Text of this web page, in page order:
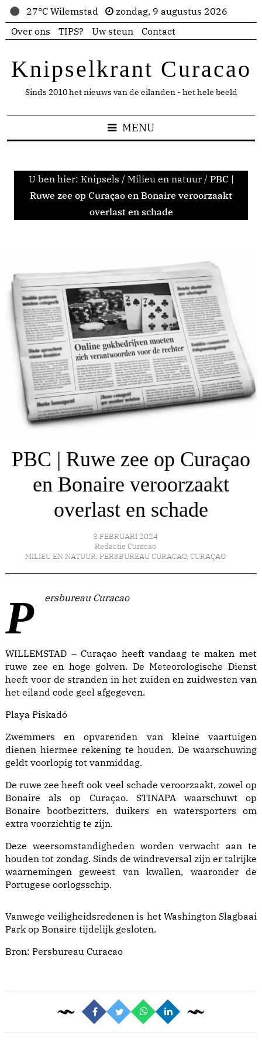
27°C Wilemstad
zondag, 9 augustus 2026
Over ons
TIPS? Uw steun Contact
Knipselkrant Curacao
Sinds 2010 het nieuws van de eilanden - het hele beeld
MENU
U ben hier: Knipsels / Milieu en natuur / PBC |
Ruwe zee op Curaçao en Bonaire veroorzaakt
overlast en schade
PBC | Ruwe zee op Curaçao
en Bonaire veroorzaakt
overlast en schade
8 FEBRUARI 2024
Redactie Curacao
MILIEU EN NATUUR, PERSBUREAU CURACAO, CURAÇAO
Persbureau Curacao
WILLEMSTAD – Curaçao heeft vandaag te maken met
ruwe zee en hoge golven. De Meteorologische Dienst
heeft voor de stranden in het zuiden en zuidwesten van
het eiland code geel afgegeven.
Playa Piskadó
Zwemmers en opvarenden van kleine vaartuigen
dienen hiermee rekening te houden. De waarschuwing
geldt voorlopig tot vanmiddag.
De ruwe zee heeft ook veel schade veroorzaakt, zowel op
Bonaire als op Curaçao. STINAPA waarschuwt op
Bonaire bootbezitters, duikers en watersporters om
extra voorzichtig te zijn.
Deze weersomstandigheden worden verwacht aan te
houden tot zondag. Sinds de windreversal zijn er talrijke
waarnemingen geweest van kwallen, waaronder de
Portugese oorlogsschip.
Vanwege veiligheidsredenen is het Washington Slagbaai
Park op Bonaire tijdelijk gesloten.
Bron: Persbureau Curacao